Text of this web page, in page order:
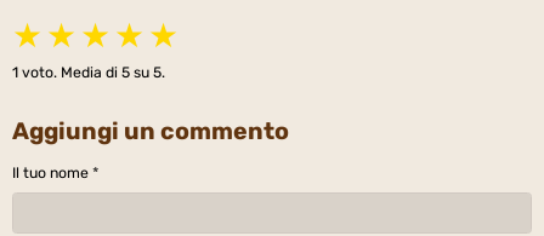
★ ★ ★ ★ ★
1 voto. Media di 5 su 5.
Aggiungi un commento
Il tuo nome